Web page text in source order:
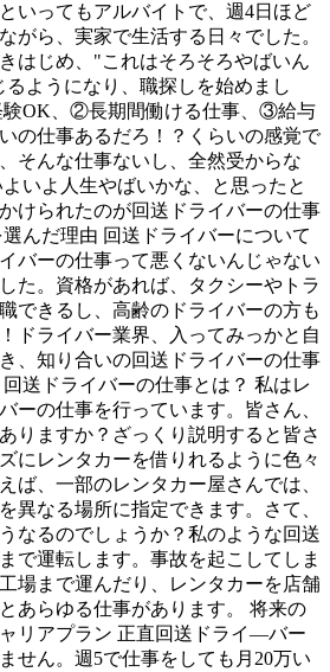
いってもアルバイトで、週4日ほど
がら、実家で生活する日々でした。
はじめ、"これはそろそろやばいん
ようになり、職探しを始めまし
OK、②長期間働ける仕事、③給与
の仕事あるだろ！？くらいの感覚で
そんな仕事ないし、全然受からな
いよ人生やばいかな、と思ったと
けられたのが回送ドライバーの仕事
んだ理由 回送ドライバーについて
バーの仕事って悪くないんじゃない
た。資格があれば、タクシーやトラ
できるし、高齢のドライバーの方も
ドライバー業界、入ってみっかと自
、知り合いの回送ドライバーの仕事
送ドライバーの仕事とは？ 私はレ
ーの仕事を行っています。皆さん、
りますか？ざっくり説明すると皆さ
にレンタカーを借りれるように色々
ば、一部のレンタカー屋さんでは、
異なる場所に指定できます。さて、
なるのでしょうか？私のような回送
で運転します。事故を起こしてしま
場まで運んだり、レンタカーを店舗
あらゆる仕事があります。 将来の
リアプラン 正直回送ドライ―バー
せん。週5で仕事をしても月20万い